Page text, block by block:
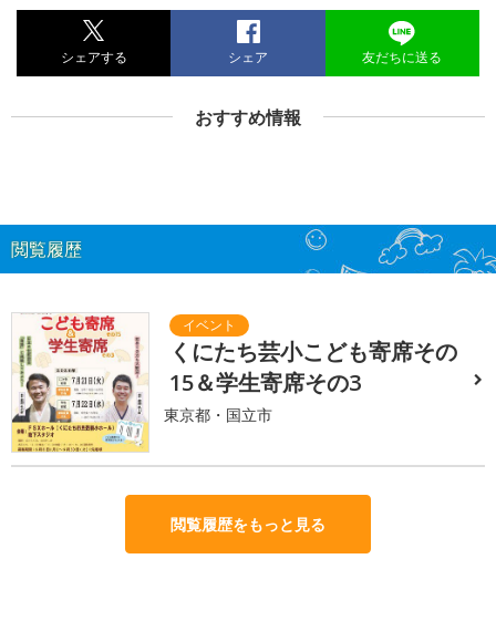
シェアする シェア 友だちに送る
おすすめ情報
閲覧履歴
くにたち芸小こども寄席その
15＆学生寄席その3
東京都・国立市
閲覧履歴をもっと見る